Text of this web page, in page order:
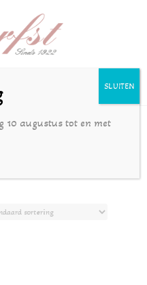
10 augustus tot en met
SLUITEN